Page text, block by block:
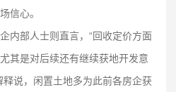
信心。
内部人士则直言，“回收定价方面
其是对后续还有继续获地开发意
释说，闲置土地多为此前各房企获